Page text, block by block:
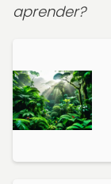
aprender?